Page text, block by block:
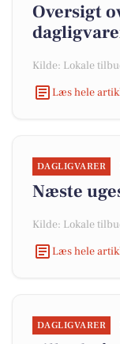
Oversigt
Kilde: Lokale
Læs hele
DAGLIGVARER
Næste
Kilde: Lokale
Læs hele
DAGLIGVARER